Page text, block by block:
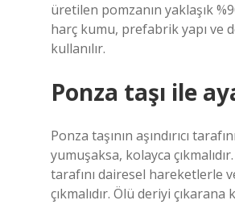
üretilen pomzanın yaklaşık
harç kumu, prefabrik yapı ve
kullanılır.
Ponza taşı ile
Ponza taşının aşındırıcı
yumuşaksa, kolayca
tarafını dairesel hareketlerle
çıkmalıdır. Ölü deriyi